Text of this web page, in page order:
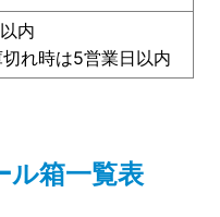
内
れ時は5営業日以内
箱一覧表